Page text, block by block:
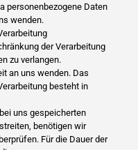
personenbezogene Daten
wenden.
der Verarbeitung
zu verlangen.
an uns wenden. Das
besteht in
uns gespeicherten
benötigen wir
Für die Dauer der